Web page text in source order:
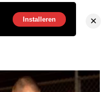
Installeren ×